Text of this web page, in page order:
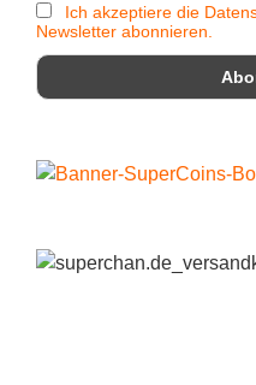
Ich akzeptiere die
Newsletter abonnieren.